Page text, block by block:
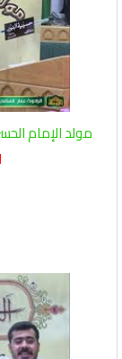
مولد الإمام الحسن عليه